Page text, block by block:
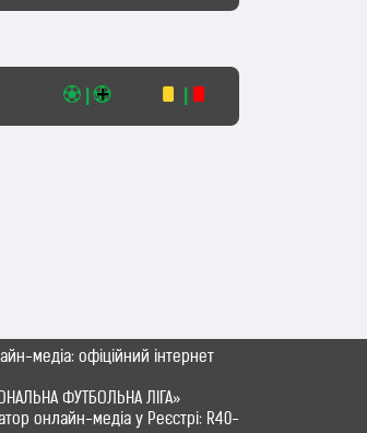
медіа: офіційний інтернет
ФУТБОЛЬНА ЛІГА»
онлайн-медіа у Реєстрі: R40-